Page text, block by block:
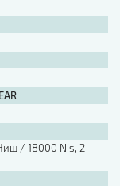
/ 18000 Nis, 2